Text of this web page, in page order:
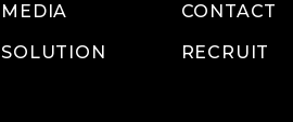
MEDIA
SOLUTION
CONTACT
RECRUIT